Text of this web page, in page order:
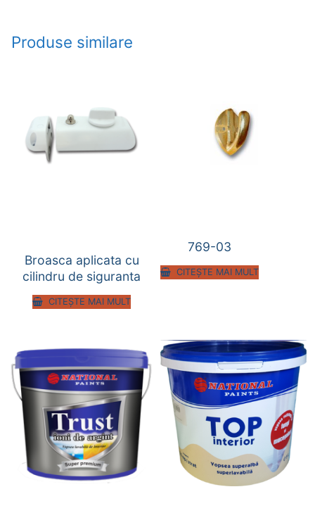
Produse similare
Broasca aplicata cu
cilindru de siguranta
CITEȘTE MAI MULT
769-03
CITEȘTE MAI MULT